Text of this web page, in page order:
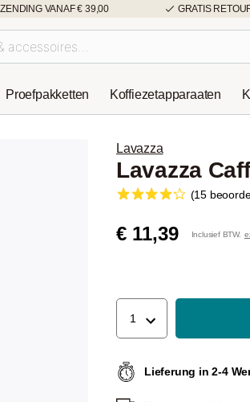
VANAF € 39,00 GRATIS
Proefpakketten Koffiezetapparaaten
Lavazza
Lavazza
(15
€ 11,39 Inclusief BTW.
1
Lieferung in 2-4